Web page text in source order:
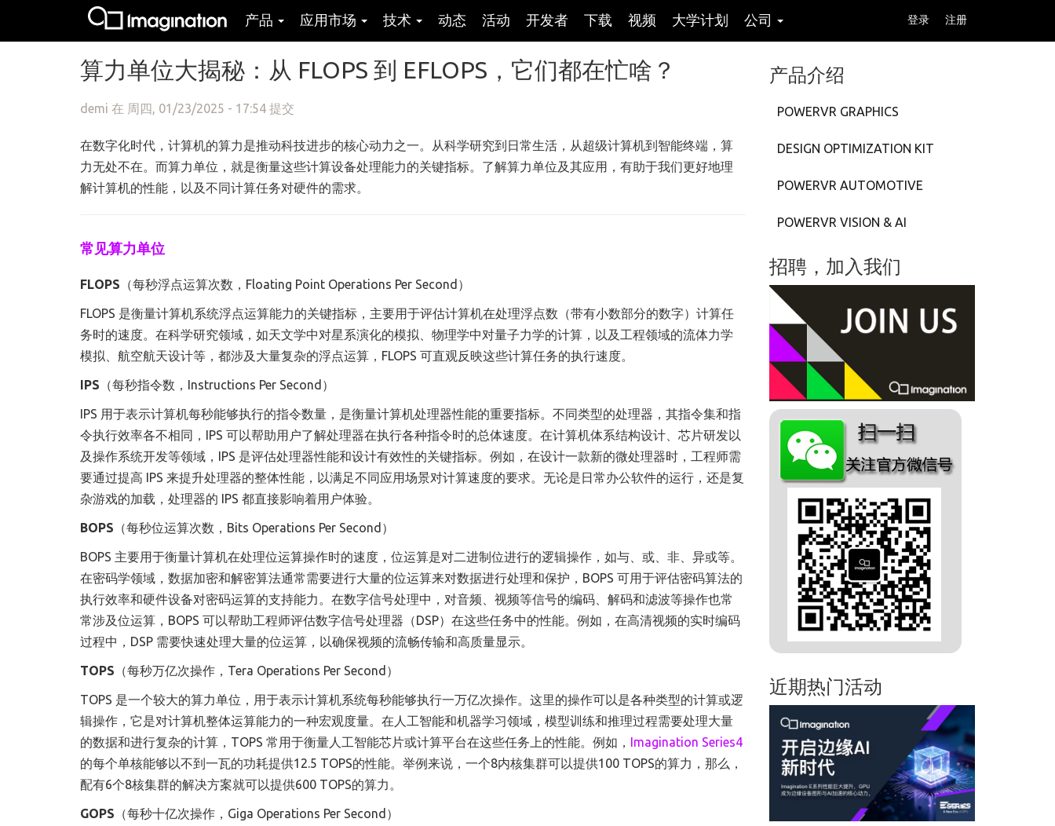
产品 应用市场 技术 动态 活动 开发者 下载 视频 大学计划 公司 登录 注册
算力单位大揭秘：从 FLOPS 到 EFLOPS，它们都在忙啥？
demi 在 周四, 01/23/2025 - 17:54 提交
在数字化时代，计算机的算力是推动科技进步的核心动力之一。从科学研究到日常生活，从超级计算机到智能终端，算
力无处不在。而算力单位，就是衡量这些计算设备处理能力的关键指标。了解算力单位及其应用，有助于我们更好地理
解计算机的性能，以及不同计算任务对硬件的需求。
常见算力单位
FLOPS （每秒浮点运算次数，Floating Point Operations Per Second）
FLOPS 是衡量计算机系统浮点运算能力的关键指标，主要用于评估计算机在处理浮点数（带有小数部分的数字）计算任
务时的速度。在科学研究领域，如天文学中对星系演化的模拟、物理学中对量子力学的计算，以及工程领域的流体力学
模拟、航空航天设计等，都涉及大量复杂的浮点运算，FLOPS 可直观反映这些计算任务的执行速度。
IPS （每秒指令数，Instructions Per Second）
IPS 用于表示计算机每秒能够执行的指令数量，是衡量计算机处理器性能的重要指标。不同类型的处理器，其指令集和指
令执行效率各不相同，IPS 可以帮助用户了解处理器在执行各种指令时的总体速度。在计算机体系结构设计、芯片研发以
及操作系统开发等领域，IPS 是评估处理器性能和设计有效性的关键指标。例如，在设计一款新的微处理器时，工程师需
要通过提高 IPS 来提升处理器的整体性能，以满足不同应用场景对计算速度的要求。无论是日常办公软件的运行，还是复
杂游戏的加载，处理器的 IPS 都直接影响着用户体验。
BOPS （每秒位运算次数，Bits Operations Per Second）
BOPS 主要用于衡量计算机在处理位运算操作时的速度，位运算是对二进制位进行的逻辑操作，如与、或、非、异或等。
在密码学领域，数据加密和解密算法通常需要进行大量的位运算来对数据进行处理和保护，BOPS 可用于评估密码算法的
执行效率和硬件设备对密码运算的支持能力。在数字信号处理中，对音频、视频等信号的编码、解码和滤波等操作也常
常涉及位运算，BOPS 可以帮助工程师评估数字信号处理器（DSP）在这些任务中的性能。例如，在高清视频的实时编码
过程中，DSP 需要快速处理大量的位运算，以确保视频的流畅传输和高质量显示。
TOPS （每秒万亿次操作，Tera Operations Per Second）
TOPS 是一个较大的算力单位，用于表示计算机系统每秒能够执行一万亿次操作。这里的操作可以是各种类型的计算或逻
辑操作，它是对计算机整体运算能力的一种宏观度量。在人工智能和机器学习领域，模型训练和推理过程需要处理大量
的数据和进行复杂的计算，TOPS 常用于衡量人工智能芯片或计算平台在这些任务上的性能。例如， Imagination Series4
的每个单核能够以不到一瓦的功耗提供12.5 TOPS的性能。举例来说，一个8内核集群可以提供100 TOPS的算力，那么，
配有6个8核集群的解决方案就可以提供600 TOPS的算力。
GOPS （每秒十亿次操作，Giga Operations Per Second）
产品介绍
POWERVR GRAPHICS
DESIGN OPTIMIZATION KIT
POWERVR AUTOMOTIVE
POWERVR VISION & AI
招聘，加入我们
近期热门活动